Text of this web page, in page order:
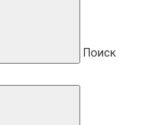
Поиск